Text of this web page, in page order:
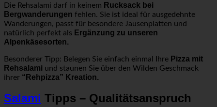
Die Rehsalami darf in keinem Rucksack bei
Bergwanderungen fehlen. Sie ist ideal für ausgedehnte
Wanderungen, passt für besondere Jausenplatten und
natürlich perfekt als Ergänzung zu unseren
Alpenkäsesorten.
Besonderer Tipp: Belegen Sie einfach einmal Ihre Pizza mit
Rehsalami und staunen Sie über den Wilden Geschmack
ihrer “Rehpizza” Kreation.
Salami Tipps – Qualitätsanspruch